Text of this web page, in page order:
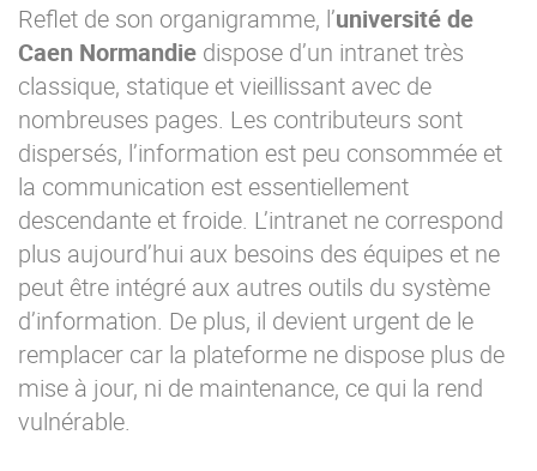
Reflet de son organigramme, l’université de
Caen Normandie dispose d’un intranet très
classique, statique et vieillissant avec de
nombreuses pages. Les contributeurs sont
dispersés, l’information est peu consommée et
la communication est essentiellement
descendante et froide. L’intranet ne correspond
plus aujourd’hui aux besoins des équipes et ne
peut être intégré aux autres outils du système
d’information. De plus, il devient urgent de le
remplacer car la plateforme ne dispose plus de
mise à jour, ni de maintenance, ce qui la rend
vulnérable.